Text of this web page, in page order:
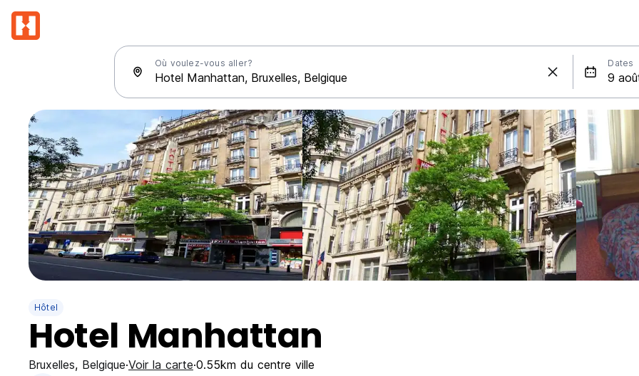
Où voulez-vous aller? Dates
Hôtel
Hotel Manhattan
Bruxelles, Belgique Voir la carte 0.55km du centre ville